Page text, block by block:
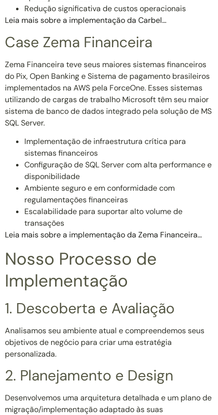
Redução significativa de custos operacionais
Leia mais sobre a implementação da Carbel…
Case Zema Financeira
Zema Financeira teve seus maiores sistemas financeiros
do Pix, Open Banking e Sistema de pagamento brasileiros
implementados na AWS pela ForceOne. Esses sistemas
utilizando de cargas de trabalho Microsoft têm seu maior
sistema de banco de dados integrado pela solução de MS
SQL Server.
Implementação de infraestrutura crítica para
sistemas financeiros
Configuração de SQL Server com alta performance e
disponibilidade
Ambiente seguro e em conformidade com
regulamentações financeiras
Escalabilidade para suportar alto volume de
transações
Leia mais sobre a implementação da Zema Financeira…
Nosso Processo de
Implementação
1. Descoberta e Avaliação
Analisamos seu ambiente atual e compreendemos seus
objetivos de negócio para criar uma estratégia
personalizada.
2. Planejamento e Design
Desenvolvemos uma arquitetura detalhada e um plano de
migração/implementação adaptado às suas